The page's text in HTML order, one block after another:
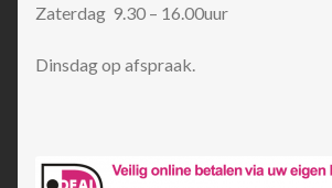
Zaterdag 9.30 – 16.00uur
Dinsdag op afspraak.